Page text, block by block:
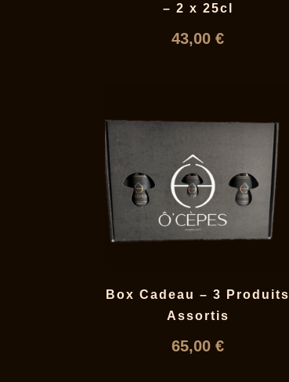
– 2 x 25cl
43,00€
Box Cadeau – 3 Produits
Assortis
65,00€